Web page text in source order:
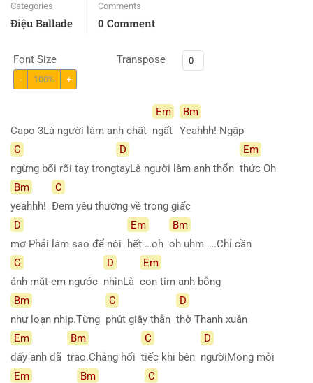
Categories
Điệu Ballade
Comments
0 Comment
Font Size
- 100% +
Transpose
Capo 3Là người làm anh chất
Em
ngất
Bm
Yeahhh! Ngập
C
ngừng bối rối tay trong
D
tayLà người làm anh thổn
Em
thức Oh
Bm
yeahhh!
C
Đem yêu thương về trong giấc
D
mơ Phải làm sao để nói
Em
hết …oh
Bm
oh uhm ….Chỉ cần
C
ánh mắt em ngước
D
nhìnLà
Em
con tim anh bỗng
Bm
như loạn nhịp.Từng
C
phút giây thẫn
D
thờ Thanh xuân
Em
đấy anh đã
Bm
trao.Chẳng hối
C
tiếc khi bên
D
ngườiMong mỗi
Em
Bm
C